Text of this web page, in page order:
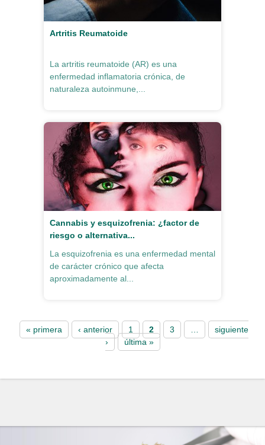
Artritis Reumatoide
La artritis reumatoide (AR) es una
enfermedad inflamatoria crónica, de
naturaleza autoinmune,...
Cannabis y esquizofrenia: ¿factor de
riesgo o alternativa...
La esquizofrenia es una enfermedad mental
de carácter crónico que afecta
aproximadamente al...
Pages
« primera ‹ anterior 1 2 3
siguiente
›
última »